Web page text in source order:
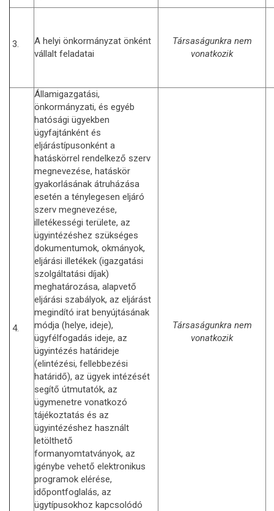
3.
A helyi önkormányzat önként
vállalt feladatai
Társaságunkra nem
vonatkozik
4.
Államigazgatási,
önkormányzati, és egyéb
hatósági ügyekben
ügyfajtánként és
eljárástípusonként a
hatáskörrel rendelkező szerv
megnevezése, hatáskör
gyakorlásának átruházása
esetén a ténylegesen eljáró
szerv megnevezése,
illetékességi területe, az
ügyintézéshez szükséges
dokumentumok, okmányok,
eljárási illetékek (igazgatási
szolgáltatási díjak)
meghatározása, alapvető
eljárási szabályok, az eljárást
megindító irat benyújtásának
módja (helye, ideje),
ügyfélfogadás ideje, az
ügyintézés határideje
(elintézési, fellebbezési
határidő), az ügyek intézését
segítő útmutatók, az
ügymenetre vonatkozó
tájékoztatás és az
ügyintézéshez használt
letölthető
formanyomtatványok, az
igénybe vehető elektronikus
programok elérése,
időpontfoglalás, az
ügytípusokhoz kapcsolódó
Társaságunkra nem
vonatkozik